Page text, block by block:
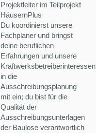
Projektleiter im Teilprojekt
HäusernPlus
Du koordinierst unsere
Fachplaner und bringst
deine beruflichen
Erfahrungen und unsere
Kraftwerksbetreiberinteressen
in die
Ausschreibungsplanung
mit ein; du bist für die
Qualität der
Ausschreibungsunterlagen
der Baulose verantwortlich